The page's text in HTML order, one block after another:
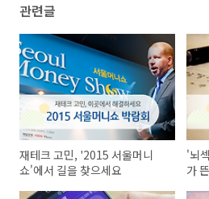
관련글
재테크 고민, '2015 서울머니
쇼'에서 길을 찾으세요
'뇌
가